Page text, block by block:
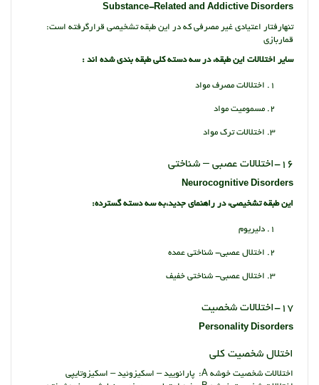
Substance-Related and Addictive Disorders
تنهارفتار اعتیادی غیر مصرفی که در این طبقه تشخیصی قرارگرفته است:
قماربازی
سایر اختلالات این طبقه، در سه دسته کلی طبقه بندی شده اند :
اختلالات مصرف مواد
مسمومیت مواد
اختلالات ترک مواد
16-اختلالات عصبی – شناختی
Neurocognitive Disorders
این طبقه تشخیصی، در راهنمای جدید،به سه دسته گسترده:
دلیریوم
اختلال عصبی- شناختی عمده
اختلال عصبی- شناختی خفیف
17-اختلالات شخصیت
Personality Disorders
اختلال شخصیت کلی
اختلالات شخصیت خوشه A: پارانویید – اسکیزوئید – اسکیزوتایپی